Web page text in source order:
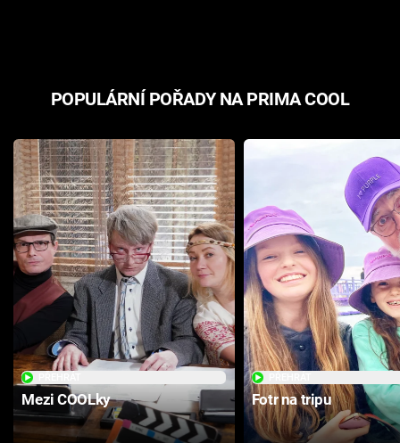
POPULÁRNÍ POŘADY NA PRIMA COOL
Mezi COOLky Fotr na tripu